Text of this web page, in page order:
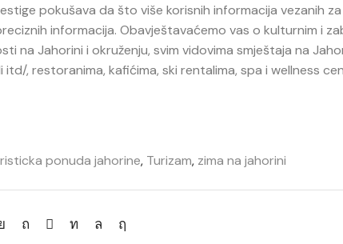
pokušava da što više korisnih informacija vezanih
informacija. Obavještavaćemo vas o kulturnim i
na Jahorini i okruženju, svim vidovima smještaja na
, restoranima, kafićima, ski rentalima, spa i wellness
ponuda jahorine, Turizam, zima na jahorini